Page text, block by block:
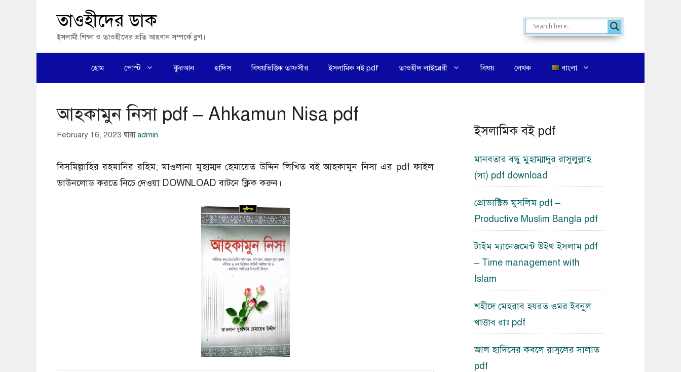
তাওহীদের ডাক
ইসলামী শিক্ষা ও তাওহীদের প্রতি আহবান সম্পর্কে ব্লগ।
হোম পোস্ট কুরআন হাদিস বিষয়ভিত্তিক তাফসীর ইসলামিক বই pdf তাওহীদ লাইব্রেরী বিষয় লেখক বাংলা
আহকামুন নিসা pdf – Ahkamun Nisa pdf
February 16, 2023 দ্বারাadmin
বিসমিল্লাহির রহমানির রহিম; মাওলানা মুহাম্মদ হেমায়েত উদ্দিন লিখিত বই আহকামুন নিসা এর pdf ফাইল
ডাউনলোড করতে নিচে দেওয়া DOWNLOAD বাটনে ক্লিক করুন।
ইসলামিক বই pdf
মানবতার বন্ধু মুহাম্মাদুর রাসুলুল্লাহ
(সা) pdf download
প্রোডাক্টিভ মুসলিম pdf –
Productive Muslim Bangla pdf
টাইম ম্যানেজমেন্ট উইথ ইসলাম pdf
– Time management with
Islam
শহীদে মেহরাব হযরত ওমর ইবনুল
খাত্তাব রাঃ pdf
জাল হাদিসের কবলে রাসুলের সালাত
pdf